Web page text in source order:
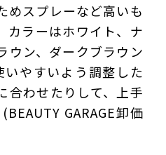
めスプレーなど高いも
カラーはホワイト、ナ
ウン、ダークブラウン
やすいよう調整した
合わせたりして、上手
GARAGE卸価